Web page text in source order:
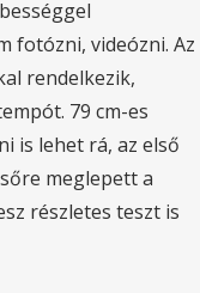
fotózni, videózni. Az
rendelkezik,
79 cm-es
is lehet rá, az első
meglepett a
részletes teszt is